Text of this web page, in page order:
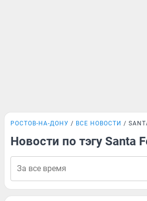
РОСТОВ-НА-ДОНУ ВСЕ НОВОСТИ
Новости по тэгу Santa